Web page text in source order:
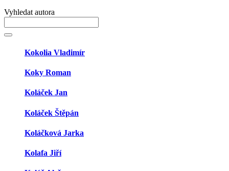
Vyhledat autora
Kokolia Vladimír
Koky Roman
Koláček Jan
Koláček Štěpán
Koláčková Jarka
Kolafa Jiří